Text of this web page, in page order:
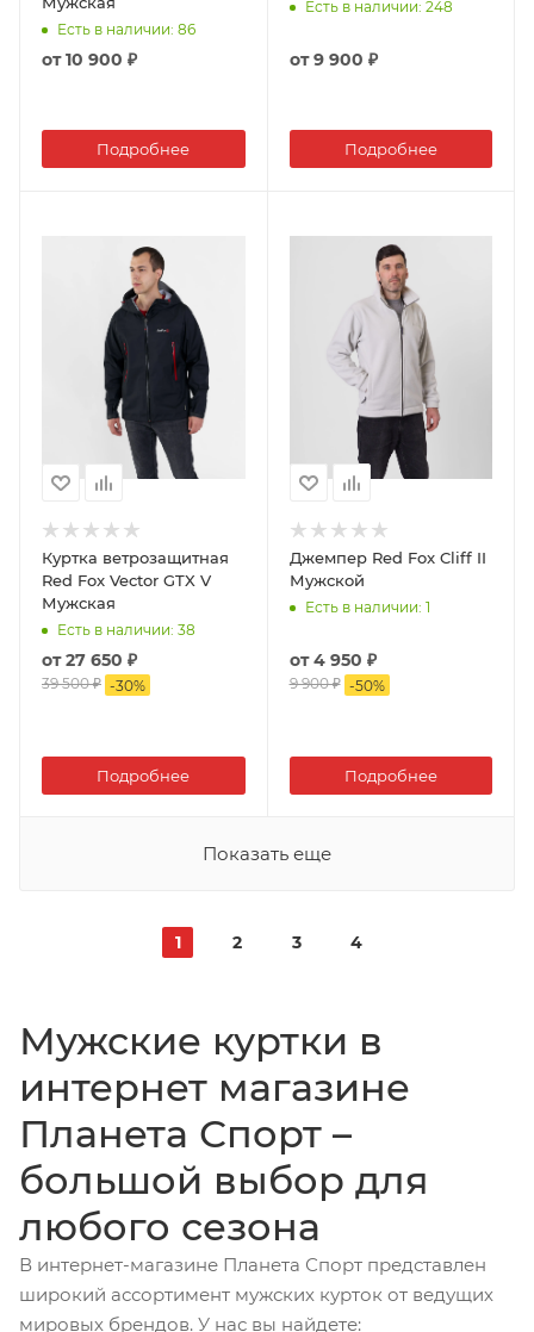
Есть в наличии: 86
от10 900 ₽
Подробнее
Есть в наличии: 248
от9 900 ₽
Подробнее
Куртка ветрозащитная
Red Fox Vector GTX V
Мужская
Есть в наличии: 38
от27 650 ₽
39 500 ₽ -30%
Подробнее
Джемпер Red Fox Cliff II
Мужской
Есть в наличии: 1
от4 950 ₽
9 900 ₽ -50%
Подробнее
Показать еще
1 2 3 4
Мужские куртки в
интернет магазине
Планета Спорт –
большой выбор для
любого сезона
В интернет-магазине Планета Спорт представлен
широкий ассортимент мужских курток от ведущих
мировых брендов. У нас вы найдете: